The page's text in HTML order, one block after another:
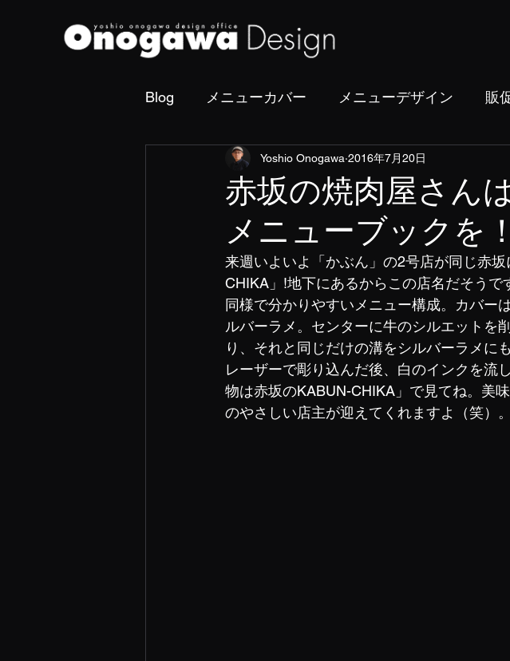
Blog メニューカバー メニューデザイン 販
撮影・フォトディレクション コピーライティン
赤坂の焼肉屋さん
メニューブックを！
Yoshio Onogawa 2016年7月20日
来週いよいよ「かぶん」の2号店が同じ赤
CHIKA」!地下にあるからこの店名だそう
同様で分かりやすいメニュー構成。カバー
ルバーラメ。センターに牛のシルエットを
り、それと同じだけの溝をシルバーラメに
レーザーで彫り込んだ後、白のインクを流
物は赤坂のKABUN-CHIKA」で見てね。美
のやさしい店主が迎えてくれますよ（笑）。